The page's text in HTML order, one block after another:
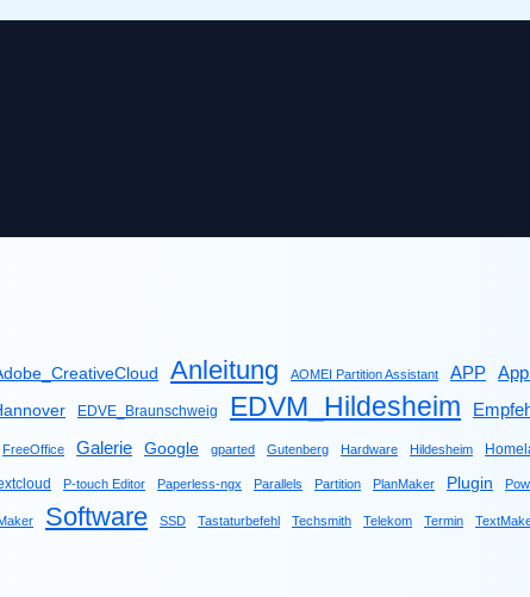
Anleitung AOMEI Partition Assistant APP
EDVE_Braunschweig EDVM_Hildesheim
FreeOffice Galerie Google gparted Gutenberg Hardware Hildesheim
P-touch Editor Paperless-ngx Parallels Partition PlanMaker Plugin
Software SSD Tastaturbefehl Techsmith Telekom Termin